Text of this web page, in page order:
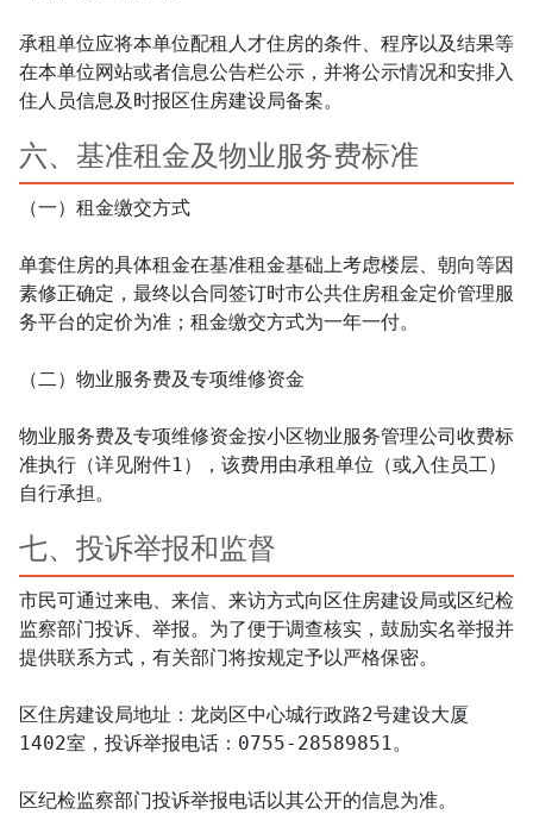
承租单位应将本单位配租人才住房的条件、程序以及结果等
在本单位网站或者信息公告栏公示，并将公示情况和安排入
住人员信息及时报区住房建设局备案。
六、基准租金及物业服务费标准
（一）租金缴交方式
单套住房的具体租金在基准租金基础上考虑楼层、朝向等因
素修正确定，最终以合同签订时市公共住房租金定价管理服
务平台的定价为准；租金缴交方式为一年一付。
（二）物业服务费及专项维修资金
物业服务费及专项维修资金按小区物业服务管理公司收费标
准执行（详见附件1），该费用由承租单位（或入住员工）
自行承担。
七、投诉举报和监督
市民可通过来电、来信、来访方式向区住房建设局或区纪检
监察部门投诉、举报。为了便于调查核实，鼓励实名举报并
提供联系方式，有关部门将按规定予以严格保密。
区住房建设局地址：龙岗区中心城行政路2号建设大厦
1402室，投诉举报电话：0755-28589851。